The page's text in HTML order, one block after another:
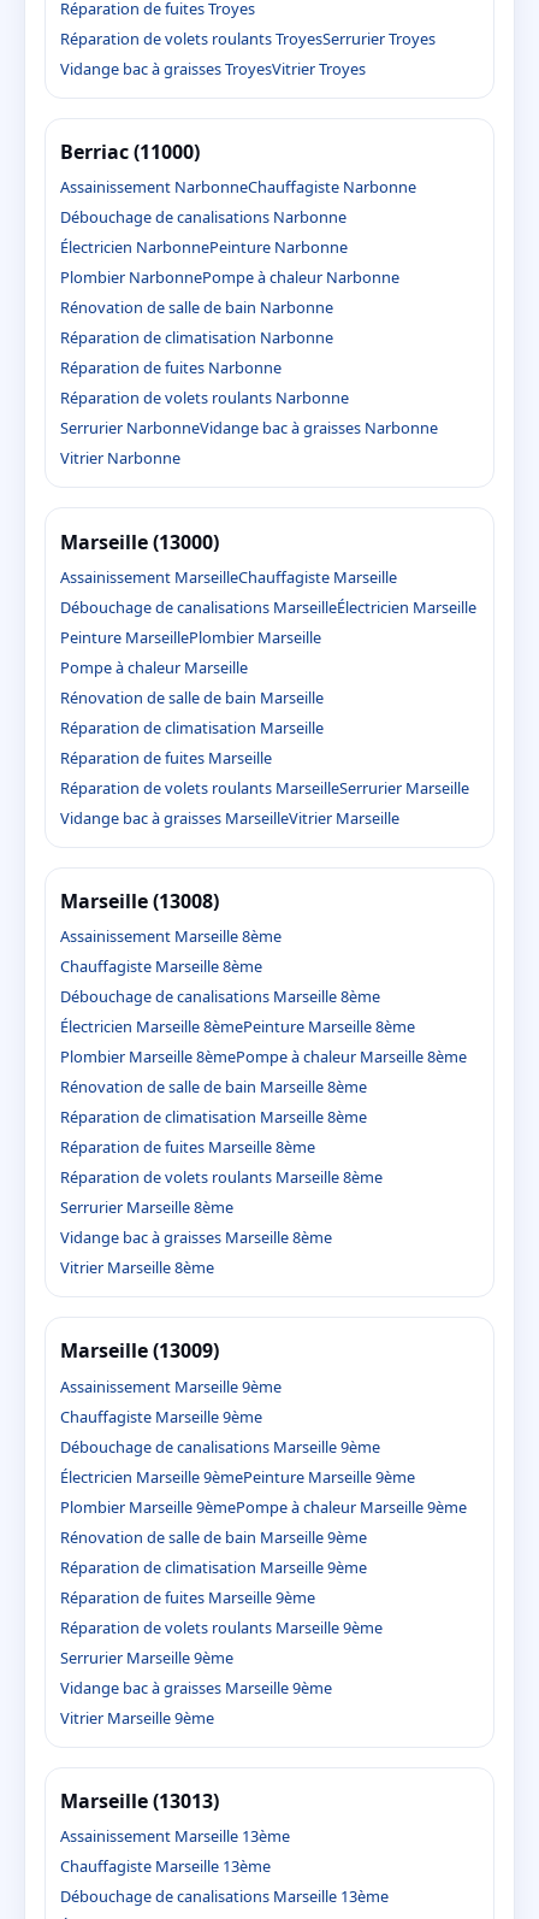
Réparation de fuites Troyes
Réparation de volets roulants TroyesSerrurier Troyes
Vidange bac à graisses TroyesVitrier Troyes
Berriac (11000)
Assainissement NarbonneChauffagiste Narbonne
Débouchage de canalisations Narbonne
Électricien NarbonnePeinture Narbonne
Plombier NarbonnePompe à chaleur Narbonne
Rénovation de salle de bain Narbonne
Réparation de climatisation Narbonne
Réparation de fuites Narbonne
Réparation de volets roulants Narbonne
Serrurier NarbonneVidange bac à graisses Narbonne
Vitrier Narbonne
Marseille (13000)
Assainissement MarseilleChauffagiste Marseille
Débouchage de canalisations MarseilleÉlectricien Marseille
Peinture MarseillePlombier Marseille
Pompe à chaleur Marseille
Rénovation de salle de bain Marseille
Réparation de climatisation Marseille
Réparation de fuites Marseille
Réparation de volets roulants MarseilleSerrurier Marseille
Vidange bac à graisses MarseilleVitrier Marseille
Marseille (13008)
Assainissement Marseille 8ème
Chauffagiste Marseille 8ème
Débouchage de canalisations Marseille 8ème
Électricien Marseille 8èmePeinture Marseille 8ème
Plombier Marseille 8èmePompe à chaleur Marseille 8ème
Rénovation de salle de bain Marseille 8ème
Réparation de climatisation Marseille 8ème
Réparation de fuites Marseille 8ème
Réparation de volets roulants Marseille 8ème
Serrurier Marseille 8ème
Vidange bac à graisses Marseille 8ème
Vitrier Marseille 8ème
Marseille (13009)
Assainissement Marseille 9ème
Chauffagiste Marseille 9ème
Débouchage de canalisations Marseille 9ème
Électricien Marseille 9èmePeinture Marseille 9ème
Plombier Marseille 9èmePompe à chaleur Marseille 9ème
Rénovation de salle de bain Marseille 9ème
Réparation de climatisation Marseille 9ème
Réparation de fuites Marseille 9ème
Réparation de volets roulants Marseille 9ème
Serrurier Marseille 9ème
Vidange bac à graisses Marseille 9ème
Vitrier Marseille 9ème
Marseille (13013)
Assainissement Marseille 13ème
Chauffagiste Marseille 13ème
Débouchage de canalisations Marseille 13ème